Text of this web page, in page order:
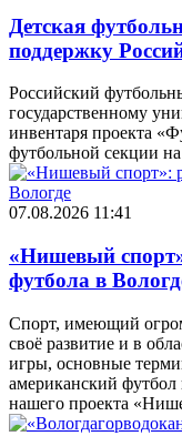
Детская
поддержку
Российский
государственному
инвентаря проекта
футбольной секции
07.08.2026 11:41
«Нишевый
футбола в
Спорт, имеющий
своё развитие и в
игры, основные
американский футбол
нашего проекта